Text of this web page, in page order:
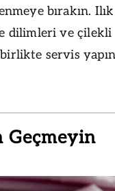
bırakın.
dilimleri ve çilekli
servis
Geçmeyin